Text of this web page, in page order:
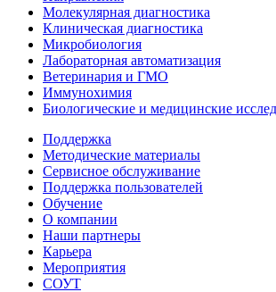
Молекулярная диагностика
Клиническая диагностика
Микробиология
Лабораторная автоматизация
Ветеринария и ГМО
Иммунохимия
Биологические и медицинские
Поддержка
Методические материалы
Сервисное обслуживание
Поддержка пользователей
Обучение
О компании
Наши партнеры
Карьера
Мероприятия
СОУТ